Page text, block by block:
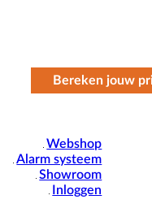
Webshop
Alarm systeem
Showroom
Inloggen
Bereken jouw